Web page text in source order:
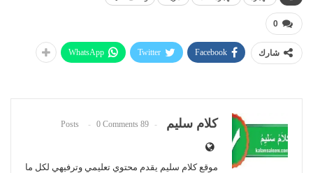
0
شارك Facebook
Twitter
WhatsApp
كلام سليم 89 Posts
0 Comments
موقع كلام سليم يقدم محتوي تعليمي وترفيهي لكل ما